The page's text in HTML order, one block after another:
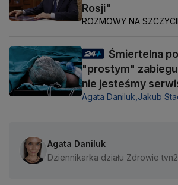
Rosji"
ROZMOWY NA
Śmiertelna
"prostym"
nie jesteśmy
Agata Daniluk, Jakub
Agata Daniluk
Dziennikarka działu Zdrowie